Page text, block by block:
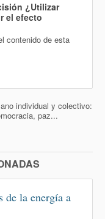
¿Utilizar
el efecto
contenido de esta
individual y colectivo:
paz...
de la energía a